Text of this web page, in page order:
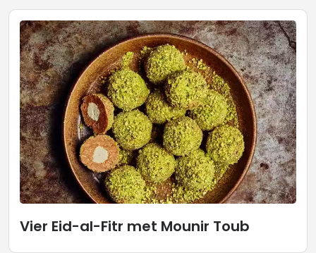
Vier Eid-al-Fitr met Mounir Toub